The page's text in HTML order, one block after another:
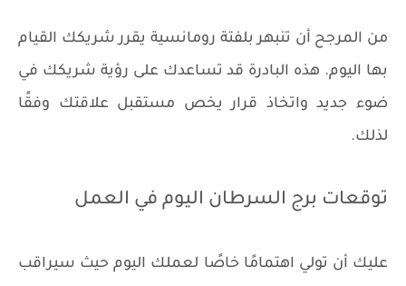
من المرجح أن تنبهر بلفتة رومانسية يقرر شريكك القيام
بها اليوم. هذه البادرة قد تساعدك على رؤية شريكك في
ضوء جديد واتخاذ قرار يخص مستقبل علاقتك وفقًا
لذلك.
توقعات برج السرطان اليوم في العمل
عليك أن تولي اهتمامًا خاصًا لعملك اليوم حيث سيراقب